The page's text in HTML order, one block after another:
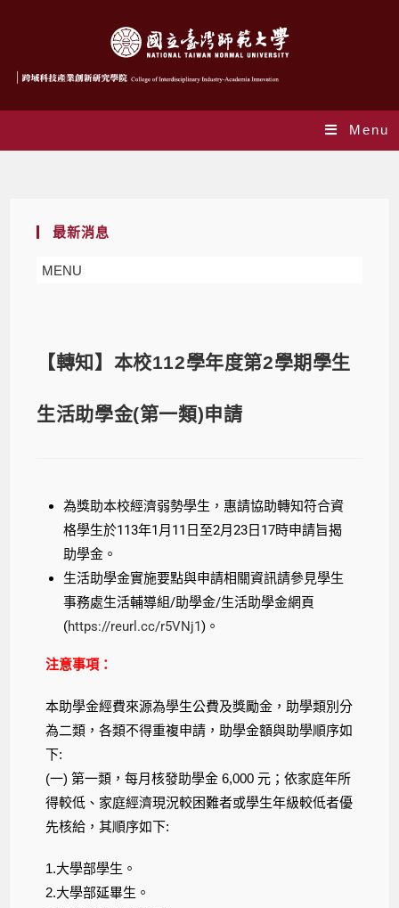
Menu
最新消息
MENU
【轉知】本校112學年度第2學期學生
生活助學金(第一類)申請
為獎助本校經濟弱勢學生，惠請協助轉知符合資
格學生於113年1月11日至2月23日17時申請旨揭
助學金。
生活助學金實施要點與申請相關資訊請參見學生
事務處生活輔導組/助學金/生活助學金網頁
(https://reurl.cc/r5VNj1)。
注意事項：
本助學金經費來源為學生公費及獎勵金，助學類別分
為二類，各類不得重複申請，助學金額與助學順序如
下:
(一) 第一類，每月核發助學金 6,000 元；依家庭年所
得較低、家庭經濟現況較困難者或學生年級較低者優
先核給，其順序如下:
1.大學部學生。
2.大學部延畢生。